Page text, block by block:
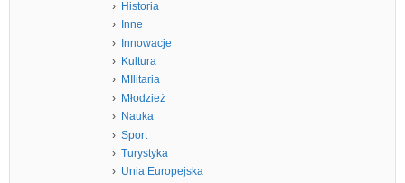
Historia
Inne
Innowacje
Kultura
MIlitaria
Młodzież
Nauka
Sport
Turystyka
Unia Europejska